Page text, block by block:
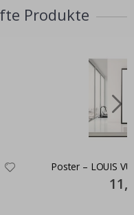
Produkte
Poster – LOUIS
Price